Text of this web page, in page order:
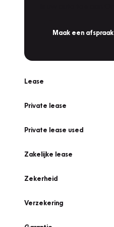
Maak een afspraak
Lease
Private lease
Private lease used
Zakelijke lease
Zekerheid
Verzekering